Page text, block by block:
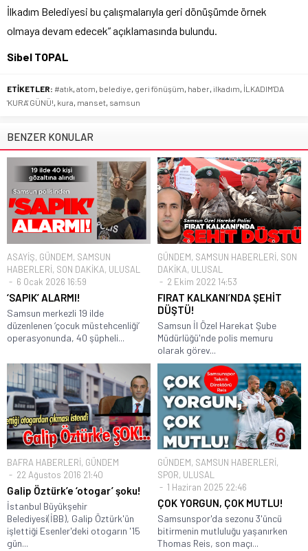
İlkadım Belediyesi bu çalışmalarıyla geri dönüşümde örnek
olmaya devam edecek” açıklamasında bulundu.
Sibel TOPAL
ETİKETLER: #atık, atom, belediye, geri fönüşüm, haber, ilkadım, İLKADIM'DA
'KURA' GÜNÜ!, kura, manset, samsun
BENZER KONULAR
ASAYİŞ, GÜNDEM, SAMSUN
HABERLERİ, SON DAKİKA, ULUSAL
6 Ocak 2026 16:59
‘SAPIK’ ALARMI!
Samsun merkezli 19 ilde
düzenlenen ‘çocuk müstehcenliği’
operasyonunda, 40 şüpheli...
GÜNDEM, SAMSUN HABERLERİ, SON
DAKİKA, ULUSAL
2 Ekim 2022 14:53
FIRAT KALKANI’NDA ŞEHİT
DÜŞTÜ!
Samsun İl Özel Harekat Şube
Müdürlüğü'nde polis memuru
olarak görev...
BAFRA HABERLERİ, GÜNDEM
22 Ağustos 2016 21:40
Galip Öztürk’e ‘otogar’ şoku!
İstanbul Büyükşehir
Belediyesi(İBB), Galip Öztürk'ün
işlettiği Esenler'deki otogarın '15
gün...
GÜNDEM, SAMSUN HABERLERİ,
SPOR, ULUSAL
1 Haziran 2025 22:46
ÇOK YORGUN, ÇOK MUTLU!
Samsunspor'da sezonu 3'üncü
bitirmenin mutluluğu yaşanırken
Thomas Reis, son maçı...